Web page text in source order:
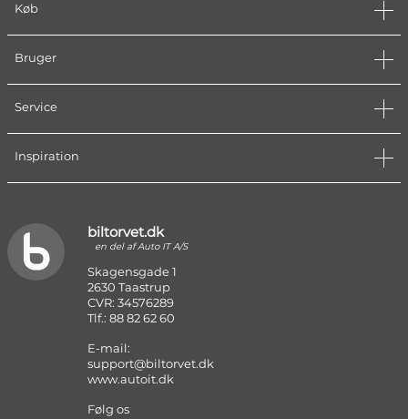
Køb
Bruger
Service
Inspiration
biltorvet.dk
en del af Auto IT A/S
Skagensgade 1
2630 Taastrup
CVR: 34576289
Tlf.: 88 82 62 60
E-mail:
support@biltorvet.dk
www.autoit.dk
Følg os